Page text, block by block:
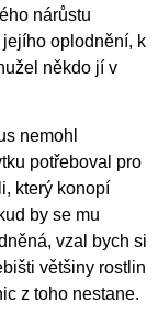
nárůstu
oplodnění, k
někdo jí v
nemohl
potřeboval pro
který konopí
by se mu
vzal bych si
většiny rostlin
z toho nestane.